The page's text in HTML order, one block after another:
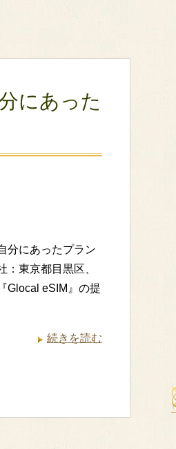
にあった
分にあったプラン
：東京都目黒区、
Glocal eSIM』の提
続きを読む